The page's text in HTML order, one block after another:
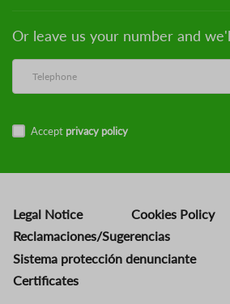
Or leave us your number and
Accept privacy policy
Legal Notice Cookies Policy
Reclamaciones/Sugerencias
Sistema protección denunciante
Certificates